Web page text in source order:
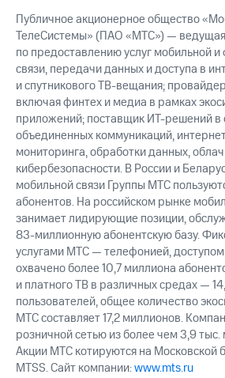
приобретения
Порядок
выкупа
акций
Дивиденды
Рынок
облигаций
Описание
Еврооблигации-2023
Уведомление
о
погашении
именных
облигаций
Другое
Регистратор
Реквизиты
Контакты
развитие
деловая этика
На главную
Публичное акционерное общество
ТелеСистемы» (ПАО «МТС») — ведущая
по предоставлению услуг мобильной
связи, передачи данных и доступа в
и спутникового ТВ-вещания;
включая финтех и медиа в рамках
приложений; поставщик ИТ-решений в
объединенных коммуникаций,
мониторинга, обработки данных,
кибербезопасности. В России и
мобильной связи Группы МТС
абонентов. На российском рынке
занимает лидирующие позиции,
83-миллионную абонентскую базу.
услугами МТС — телефонией,
охвачено более 10,7 миллиона
и платного ТВ в различных средах —
пользователей, общее количество
МТС составляет 17,2 миллионов.
розничной сетью из более чем 3,9 тыс.
Акции МТС котируются на Московской
MTSS. Сайт компании:www.mts.ru